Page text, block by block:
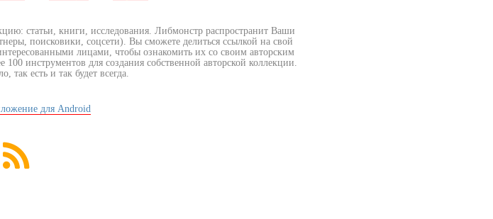
статьи, книги, исследования. Либмонстр распространит Ваши
поисковики, соцсети). Вы сможете делиться ссылкой на свой
лицами, чтобы ознакомить их со своим авторским
инструментов для создания собственной авторской коллекции.
так есть и так будет всегда.
для Android